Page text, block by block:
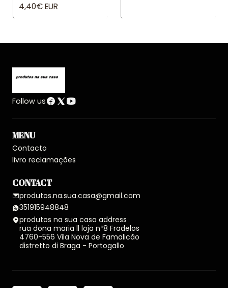
4,40€ EUR
Follow us
MENU
Contacto
livro reclamações
CONTACT
produtos.na.sua.casa@gmail.com
351915948848
produtos na sua casa address
rua dona maria ll loja nº8 Fradelos
4760-556 Vila Nova de Famalicão
distretto di Braga - Portogallo